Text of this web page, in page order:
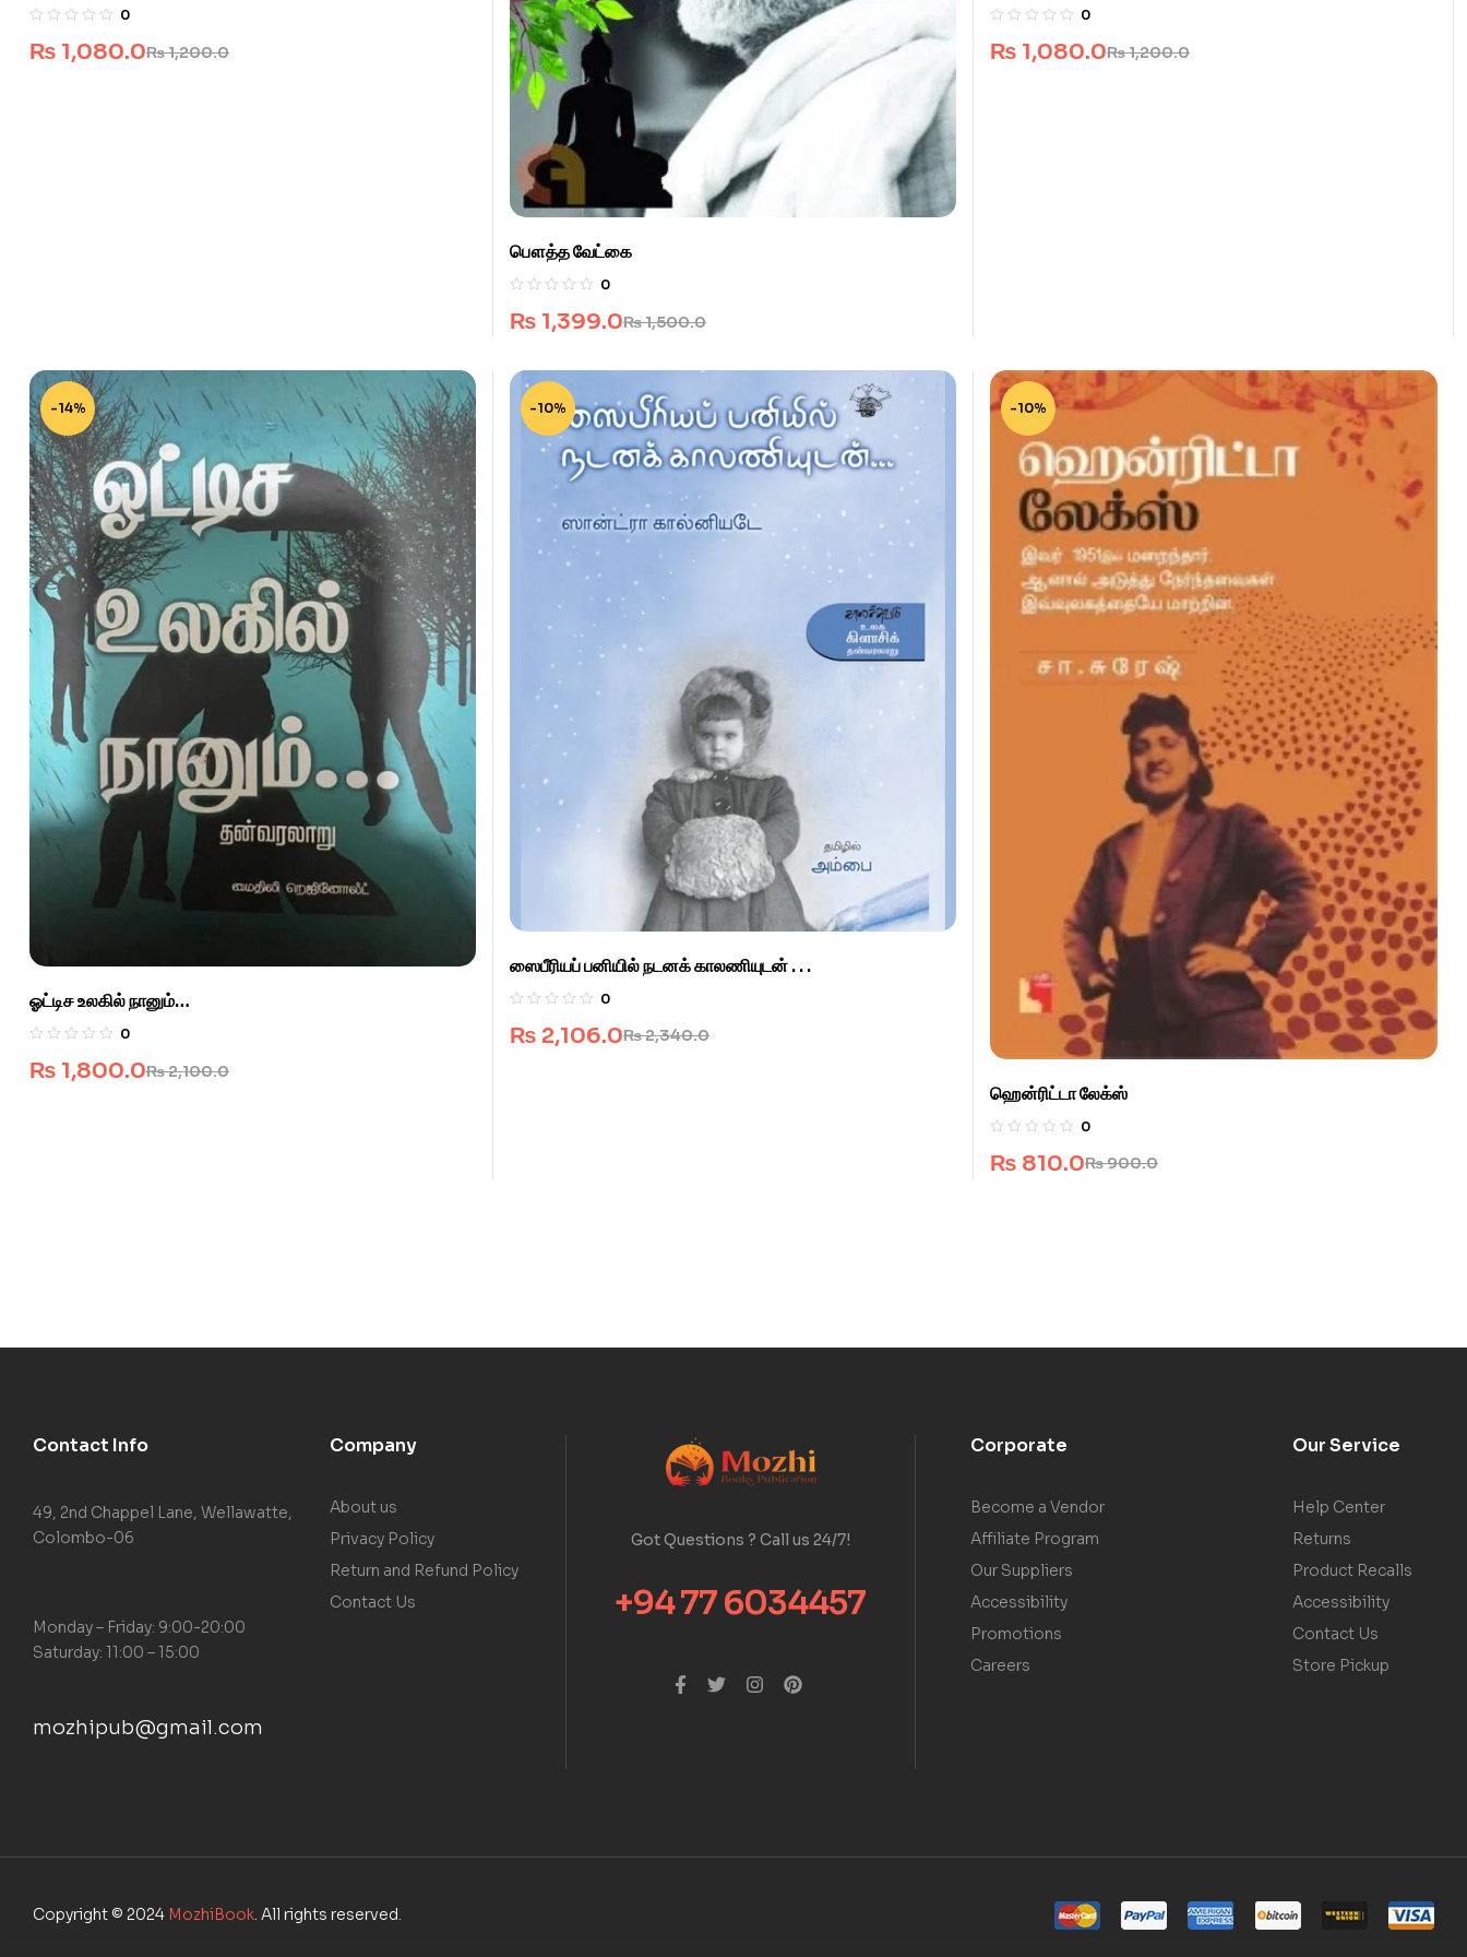
0
₨1,200.0
₨ 1,080.0
பௌத்த வேட்கை
0
₨1,500.0
₨ 1,399.0
0
₨1,200.0
₨ 1,080.0
-14%
ஓட்டிச உலகில் நானும்…
0
₨2,100.0
₨ 1,800.0
-10%
ஸைபீரியப் பனியில் நடனக் காலணியுடன் . . .
0
₨2,340.0
₨ 2,106.0
-10%
ஹென்ரிட்டா லேக்ஸ்
0
₨900.0
₨ 810.0
Contact Info
49, 2nd Chappel Lane, Wellawatte,
Colombo-06
Monday – Friday: 9:00-20:00
Saturday: 11:00 – 15:00
mozhipub@gmail.com
Company
About us
Privacy Policy
Return and Refund Policy
Contact Us
Got Questions ? Call us 24/7!
+94 77 6034457
Corporate
Become a Vendor
Affiliate Program
Our Suppliers
Accessibility
Promotions
Careers
Our Service
Help Center
Returns
Product Recalls
Accessibility
Contact Us
Store Pickup
Copyright © 2024 MozhiBook. All rights reserved.